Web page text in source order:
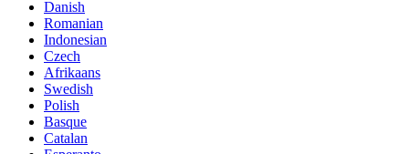
Danish
Romanian
Indonesian
Czech
Afrikaans
Swedish
Polish
Basque
Catalan